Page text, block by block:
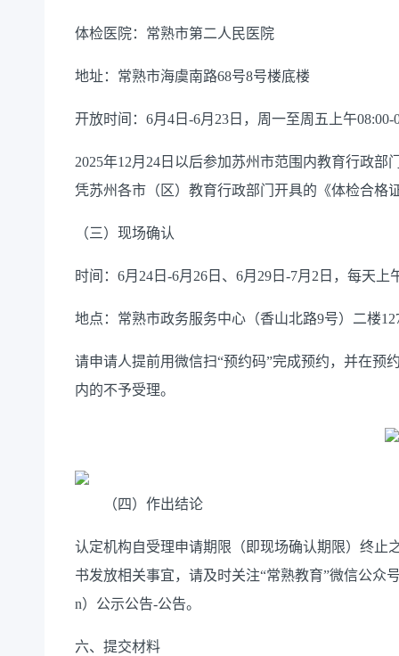
体检医院：常熟市第二人民医院
地址：常熟市海虞南路68号8号楼底楼
开放时间： 6月 4 日 -6月 23 日，周一至周五上午08:00-
2025年12月 24 日以后参加苏州市范围内教育行政部
凭苏州各市（区）教育行政部门开具的《体检合格
（三）现场确认
时间：6月24日-6月26日、6月29日-7月2日，每天上
地点：常熟市政务服务中心（香山北路9号）二楼
请申请人提前用微信扫“预约码”完成预约，并在预
内的不予受理。
（四）作出结论
认定机构自受理申请期限（即现场确认期限）终止
书发放相关事宜，请及时关注“常熟教育”微信公众
n）公示公告-公告。
六、提交材料